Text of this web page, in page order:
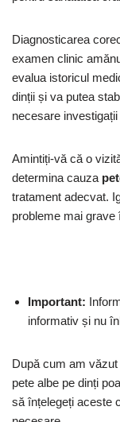
Diagnosticarea
examen clinic
evalua istoricul
dinții și va putea
necesare
Amintiți-vă că o
determina cauza
tratament adecvat.
probleme mai grave
Important:
informativ și nu
După cum am
pete albe pe dinți
să înțelegeți aceste